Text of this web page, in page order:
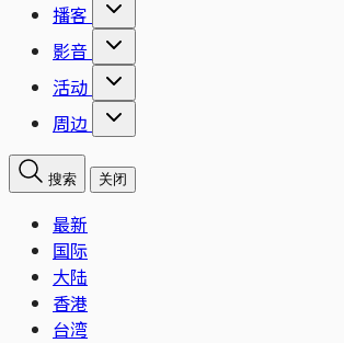
播客
影音
活动
周边
搜索 关闭
最新
国际
大陆
香港
台湾